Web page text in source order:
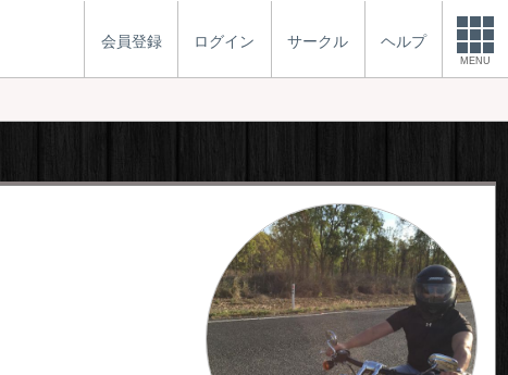
会員登録 ログイン サークル ヘルプ
MENU